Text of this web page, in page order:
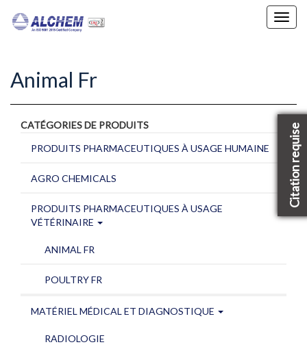
Citation requise
Animal Fr
CATÉGORIES DE PRODUITS
PRODUITS PHARMACEUTIQUES À USAGE HUMAINE
AGRO CHEMICALS
PRODUITS PHARMACEUTIQUES À USAGE
VÉTÉRINAIRE
ANIMAL FR
POULTRY FR
MATÉRIEL MÉDICAL ET DIAGNOSTIQUE
RADIOLOGIE